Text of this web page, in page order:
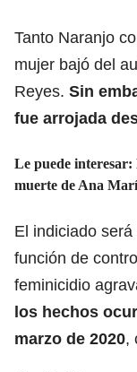
Tanto Naranjo
mujer bajó del
Reyes. Sin
fue arrojada
Le puede interesar:
muerte de Ana
El indiciado
función de
feminicidio
los hechos
marzo de 2020,